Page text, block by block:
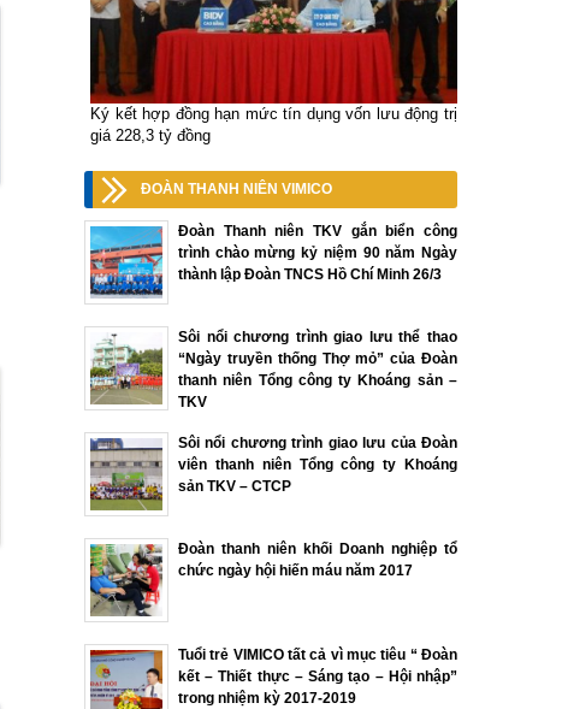
Ký kết hợp đồng hạn mức tín dụng vốn lưu động trị
giá 228,3 tỷ đồng
ĐOÀN THANH NIÊN VIMICO
Đoàn Thanh niên TKV gắn biển công
trình chào mừng kỷ niệm 90 năm Ngày
thành lập Đoàn TNCS Hồ Chí Minh 26/3
Sôi nổi chương trình giao lưu thể thao
“Ngày truyền thống Thợ mỏ” của Đoàn
thanh niên Tổng công ty Khoáng sản –
TKV
Sôi nổi chương trình giao lưu của Đoàn
viên thanh niên Tổng công ty Khoáng
sản TKV – CTCP
Đoàn thanh niên khối Doanh nghiệp tổ
chức ngày hội hiến máu năm 2017
Tuổi trẻ VIMICO tất cả vì mục tiêu “ Đoàn
kết – Thiết thực – Sáng tạo – Hội nhập”
trong nhiệm kỳ 2017-2019